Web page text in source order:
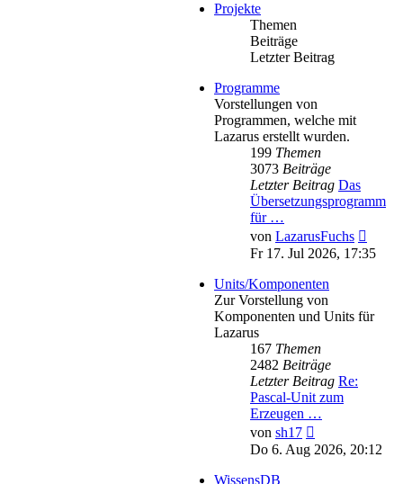
Projekte
Themen
Beiträge
Letzter Beitrag
Programme
Vorstellungen von
Programmen, welche mit
Lazarus erstellt wurden.
199 Themen
3073 Beiträge
Letzter Beitrag Das
Übersetzungsprogramm
für …
von LazarusFuchs
Fr 17. Jul 2026, 17:35
Units/Komponenten
Zur Vorstellung von
Komponenten und Units für
Lazarus
167 Themen
2482 Beiträge
Letzter Beitrag Re:
Pascal-Unit zum
Erzeugen …
von sh17
Beitrag
Do 6. Aug 2026, 20:12
WissensDB